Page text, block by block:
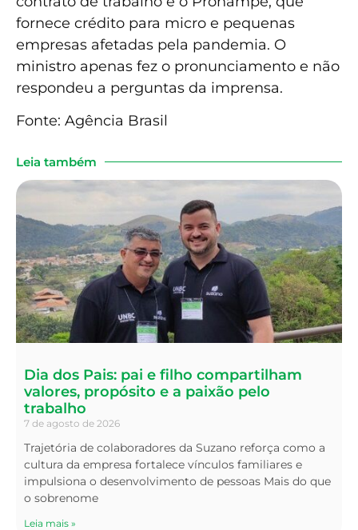
fornece crédito para micro e pequenas
empresas afetadas pela pandemia. O
ministro apenas fez o pronunciamento e não
respondeu a perguntas da imprensa.
Fonte: Agência Brasil
Leia também
Dia dos Pais: pai e filho compartilham
valores, propósito e a paixão pelo
trabalho
7 de agosto de 2026
Trajetória de colaboradores da Suzano reforça como a
cultura da empresa fortalece vínculos familiares e
impulsiona o desenvolvimento de pessoas Mais do que
o sobrenome
Leia mais »